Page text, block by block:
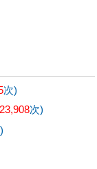
次)
23,908次)